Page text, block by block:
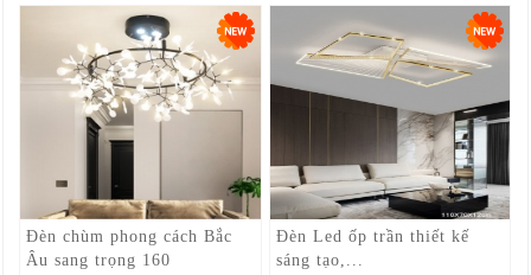
Đèn chùm phong cách Bắc
Âu sang trọng 160
Đèn Led ốp trần thiết kế
sáng tạo,...